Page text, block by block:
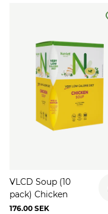
VLCD Soup (10
pack) Chicken
176.00 SEK